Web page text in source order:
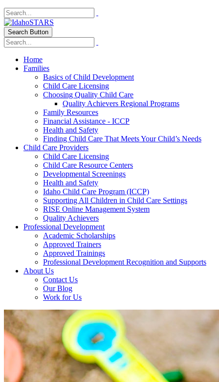
Search Button
Home
Families
Basics of Child Development
Child Care Licensing
Choosing Quality Child Care
Quality Achievers Regional Programs
Family Resources
Financial Assistance - ICCP
Health and Safety
Finding Child Care That Meets Your Child’s Needs
Child Care Providers
Child Care Licensing
Child Care Resource Centers
Developmental Screenings
Health and Safety
Idaho Child Care Program (ICCP)
Supporting All Children in Child Care Settings
RISE Online Management System
Quality Achievers
Professional Development
Academic Scholarships
Approved Trainers
Approved Trainings
Professional Development Recognition and Supports
About Us
Contact Us
Our Blog
Work for Us